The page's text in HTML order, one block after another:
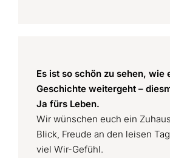
Es ist so schön zu sehen, wie
Geschichte weitergeht –
Ja fürs Leben.
Wir wünschen euch ein
Blick, Freude an den leisen
viel Wir-Gefühl.